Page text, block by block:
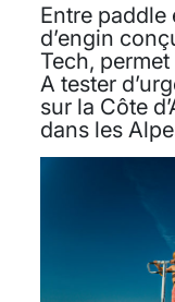
Entre
d’engin
Tech, permet
A tester
sur la Côte
dans les